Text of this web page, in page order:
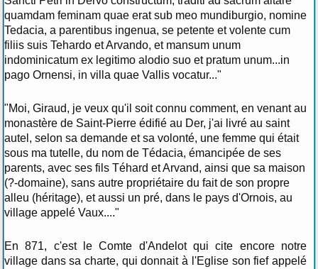
quamdam feminam quae erat sub meo mundiburgio, nomine
Tedacia, a parentibus ingenua, se petente et volente cum
filiis suis Tehardo et Arvando, et mansum unum
indominicatum ex legitimo alodio suo et pratum unum...in
pago Ornensi, in villa quae Vallis vocatur..."
"Moi, Giraud, je veux qu'il soit connu comment, en venant au
monastère de Saint-Pierre édifié au Der, j'ai livré au saint
autel, selon sa demande et sa volonté, une femme qui était
sous ma tutelle, du nom de Tédacia, émancipée de ses
parents, avec ses fils Téhard et Arvand, ainsi que sa maison
(?-domaine), sans autre propriétaire du fait de son propre
alleu (héritage), et aussi un pré, dans le pays d'Ornois, au
village appelé Vaux...."
En 871, c'est le Comte d'Andelot qui cite encore notre
village dans sa charte, qui donnait à l'Eglise son fief appelé